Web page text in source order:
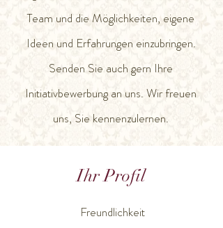
Team und die Möglichkeiten, eigene
Ideen und Erfahrungen einzubringen.
Senden Sie auch gern Ihre
Initiativbewerbung an uns. Wir freuen
uns, Sie kennenzulernen.
Ihr Profil
Freundlichkeit